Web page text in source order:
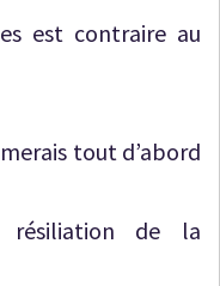
est contraire au
tout d’abord
résiliation de la